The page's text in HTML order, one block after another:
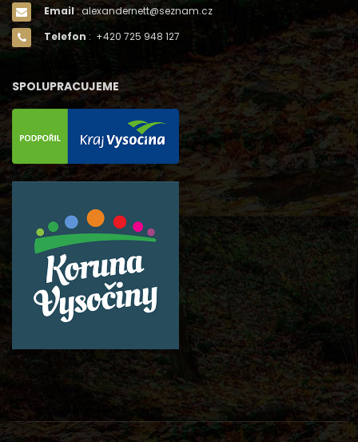
Email: alexandernett@seznam.cz
Telefon : +420 725 948 127
SPOLUPRACUJEME